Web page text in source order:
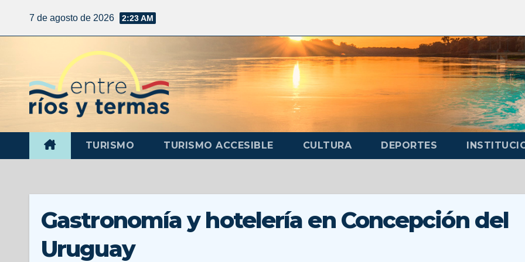
7 de agosto de 2026 2:23 AM
TURISMO TURISMO ACCESIBLE CULTURA DEPORTES
Gastronomía y hotelería en Concepción del
Uruguay